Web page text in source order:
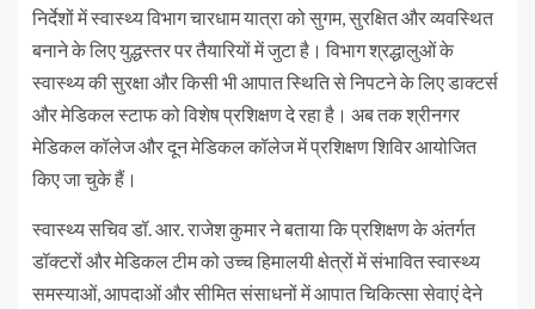
निर्देशों में स्वास्थ्य विभाग चारधाम यात्रा को सुगम, सुरक्षित और व्यवस्थित
बनाने के लिए युद्धस्तर पर तैयारियों में जुटा है। विभाग श्रद्धालुओं के
स्वास्थ्य की सुरक्षा और किसी भी आपात स्थिति से निपटने के लिए डाक्टर्स
और मेडिकल स्टाफ को विशेष प्रशिक्षण दे रहा है। अब तक श्रीनगर
मेडिकल कॉलेज और दून मेडिकल कॉलेज में प्रशिक्षण शिविर आयोजित
किए जा चुके हैं।
स्वास्थ्य सचिव डॉ. आर. राजेश कुमार ने बताया कि प्रशिक्षण के अंतर्गत
डॉक्टरों और मेडिकल टीम को उच्च हिमालयी क्षेत्रों में संभावित स्वास्थ्य
समस्याओं, आपदाओं और सीमित संसाधनों में आपात चिकित्सा सेवाएं देने